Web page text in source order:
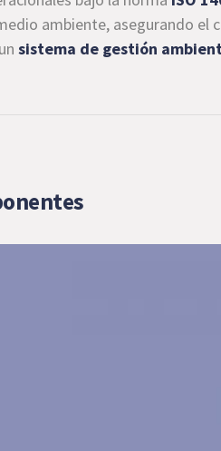
ambiente, asegurando el
sistema de gestión